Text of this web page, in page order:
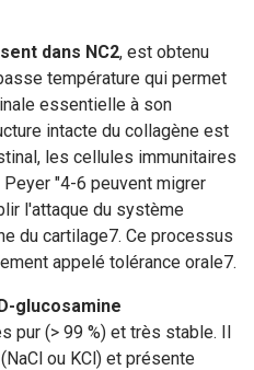
dans NC2, est obtenu
température qui permet
essentielle à son
intacte du collagène est
les cellules immunitaires
"4-6 peuvent migrer
l'attaque du système
du cartilage7. Ce processus
appelé tolérance orale7.
glucosamine
pur (> 99 %) et très stable. Il
ou KCl) et présente